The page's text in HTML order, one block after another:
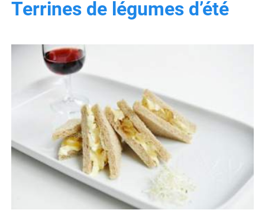
Terrines de légumes d’été